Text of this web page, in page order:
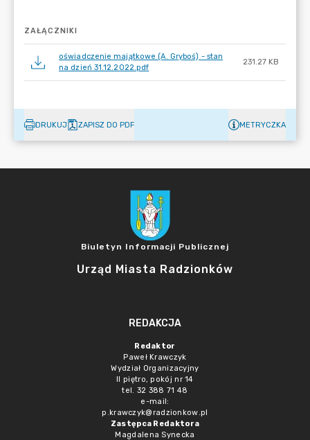
ZAŁĄCZNIKI
oświadczenie majątkowe (A. Gryboś) - stan
na dzień 31.12.2022.pdf
231.27 KB
DRUKUJ ZAPISZ DO PDF METRYCZKA
Biuletyn Informacji Publicznej
Urząd Miasta Radzionków
REDAKCJA
Redaktor
Paweł Krawczyk
Wydział Organizacyjny
II piętro, pokój nr 14
tel. 32 388 71 48
e-mail:
p.krawczyk@radzionkow.pl
Zastępca Redaktora
Magdalena Synecka